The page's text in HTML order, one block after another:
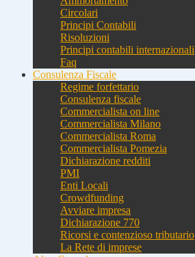
Circolari
Principi Contabili
Risoluzioni
Principi contabili internazionali
Faq
Consulenza Fiscale
Regime forfettario
Consulenza fiscale
Commercialista on line
Commercialista Milano
Commercialista Roma
Commercialista Pomezia
Dichiarazione redditi
PMI
Enti Locali
Crowdfunding
Avviare impresa
Dichiarazione 770
Ricorsi e contenzioso tributario
La Rete di imprese